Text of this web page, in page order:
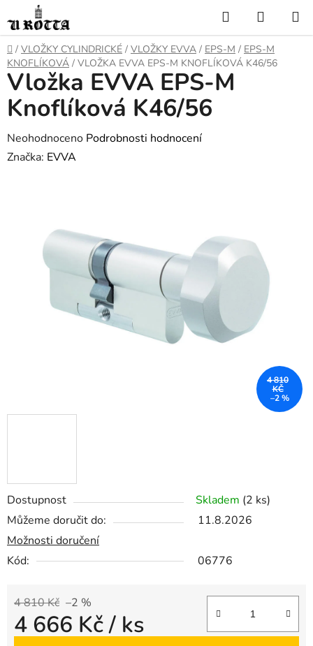
na
obsah
Hledat
KOŠÍK
DOMŮ
/ VLOŽKY CYLINDRICKÉ / VLOŽKY EVVA / EPS-M / EPS-M
KNOFLÍKOVÁ / VLOŽKA EVVA EPS-M KNOFLÍKOVÁ K46/56
Dostupnost Skladem (2 ks)
Můžeme doručit do:
11.8.2026
Možnosti doručení
Kód:
06776
4 810 Kč –2 %
4 666 Kč/ ks
Vložka EVVA EPS-M
Knoflíková K46/56
Průměrné
hodnocení
hvězdiček.
Neohodnoceno Podrobnosti hodnocení
Značka: EVVA
4 810
KČ
–2 %